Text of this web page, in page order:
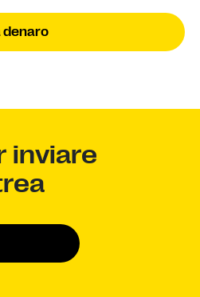
denaro
inviare